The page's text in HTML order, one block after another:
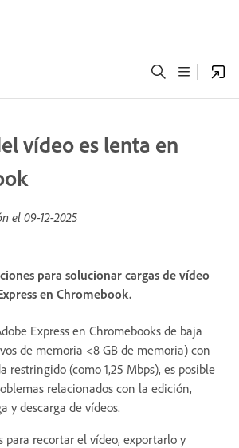
vídeo es lenta en
el 09-12-2025
para solucionar cargas de vídeo
en Chromebook.
Express en Chromebooks de baja
de memoria <8 GB de memoria) con
restringido (como 1,25 Mbps), es posible
relacionados con la edición,
y descarga de vídeos.
para recortar el vídeo, exportarlo y